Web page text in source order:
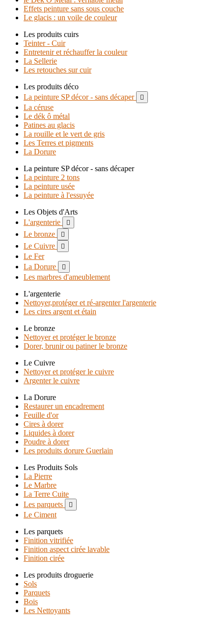
Effets peinture sans sous couche
Le glacis : un voile de couleur
Les produits cuirs
Teinter - Cuir
Entretenir et réchauffer la couleur
La Sellerie
Les retouches sur cuir
Les produits déco
La peinture SP décor - sans décaper

La céruse
Le dék ô métal
Patines au glacis
La rouille et le vert de gris
Les Terres et pigments
La Dorure
La peinture SP décor - sans décaper
La peinture 2 tons
La peinture usée
La peinture à l'essuyée
Les Objets d'Arts
L'argenterie

Le bronze 
Le Cuivre 
Le Fer
La Dorure

Les marbres d'ameublement
L'argenterie
Nettoyer,protéger et ré-argenter l'argenterie
Les cires argent et étain
Le bronze
Nettoyer et protéger le bronze
Dorer, brunir ou patiner le bronze
Le Cuivre
Nettoyer et protéger le cuivre
Argenter le cuivre
La Dorure
Restaurer un encadrement
Feuille d'or
Cires à dorer
Liquides à dorer
Poudre à dorer
Les produits dorure Guerlain
Les Produits Sols
La Pierre
Le Marbre
La Terre Cuite
Les parquets

Le Ciment
Les parquets
Finition vitrifiée
Finition aspect cirée lavable
Finition cirée
Les produits droguerie
Sols
Parquets
Bois
Les Nettoyants